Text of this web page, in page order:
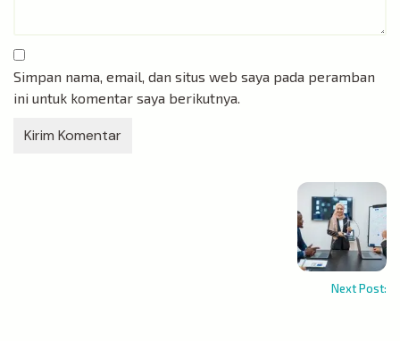
Simpan nama, email, dan situs web saya pada peramban
ini untuk komentar saya berikutnya.
Next Post: